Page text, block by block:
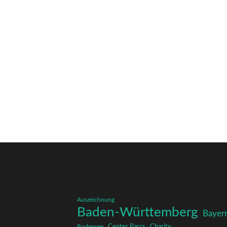
Auszeichnung
Baden-Württemberg